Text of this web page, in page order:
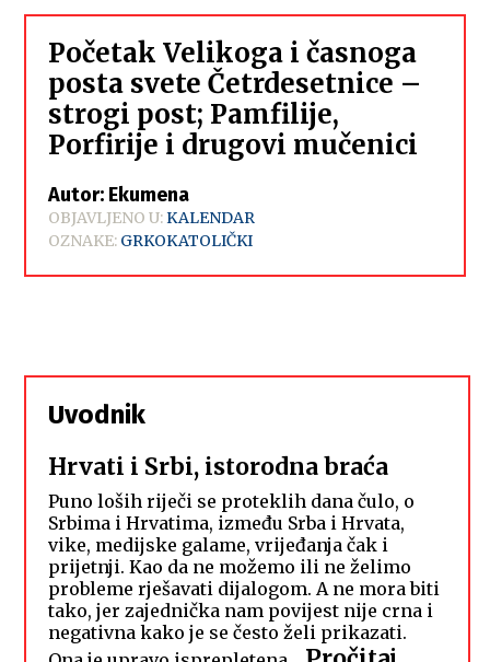
Početak Velikoga i časnoga
posta svete Četrdesetnice –
strogi post; Pamfilije,
Porfirije i drugovi mučenici
Autor: Ekumena
OBJAVLJENO U:KALENDAR
OZNAKE: GRKOKATOLIČKI
Uvodnik
Hrvati i Srbi, istorodna braća
Puno loših riječi se proteklih dana čulo, o
Srbima i Hrvatima, između Srba i Hrvata,
vike, medijske galame, vrijeđanja čak i
prijetnji. Kao da ne možemo ili ne želimo
probleme rješavati dijalogom. A ne mora biti
tako, jer zajednička nam povijest nije crna i
negativna kako je se često želi prikazati.